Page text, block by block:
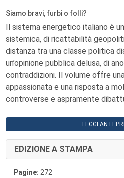
Siamo bravi, furbi o folli?
Il sistema energetico italiano è
sistemica, di ricattabilità
distanza tra una classe politica
un’opinione pubblica delusa, di
contraddizioni. Il volume offre
appassionata e una risposta a
controverse e aspramente
LEGGI
EDIZIONE A STAMPA
Pagine: 272